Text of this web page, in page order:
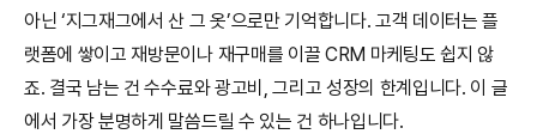
아닌 ‘지그재그에서 산 그 옷’으로만 기억합니다. 고객 데이터는 플
랫폼에 쌓이고 재방문이나 재구매를 이끌 CRM 마케팅도 쉽지 않
죠. 결국 남는 건 수수료와 광고비, 그리고 성장의 한계입니다. 이 글
에서 가장 분명하게 말씀드릴 수 있는 건 하나입니다.